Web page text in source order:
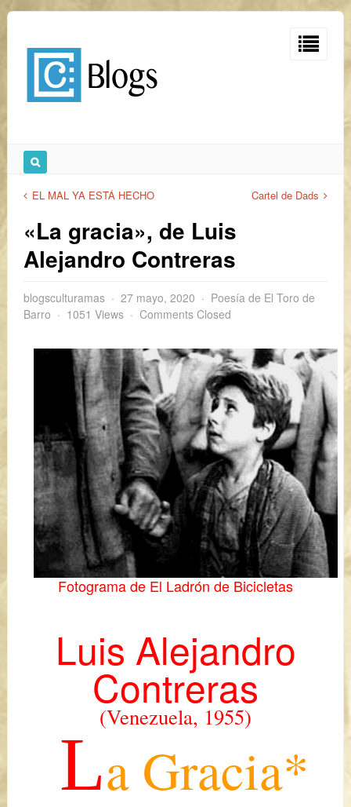
EL MAL YA ESTÁ HECHO Cartel de Dads
«La gracia», de Luis
Alejandro Contreras
blogsculturamas 27 mayo, 2020
Poesía de El Toro de
Barro
1051 Views Comments Closed
Fotograma de El Ladrón de Bicicletas
Luis Alejandro
Contreras
(Venezuela, 1955)
La Gracia*